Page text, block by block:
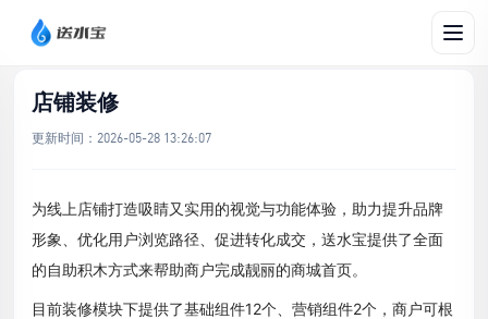
文档帮助 / 设置
店铺装修
更新时间： 2026-05-28 13:26:07
为线上店铺打造吸睛又实用的视觉与功能体验，助力提升品牌
形象、优化用户浏览路径、促进转化成交，送水宝提供了全面
的自助积木方式来帮助商户完成靓丽的商城首页。
目前装修模块下提供了基础组件12个、营销组件2个，商户可根